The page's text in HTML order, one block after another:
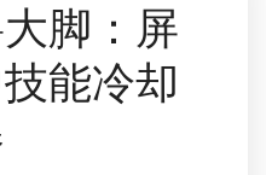
脚：屏
能冷却